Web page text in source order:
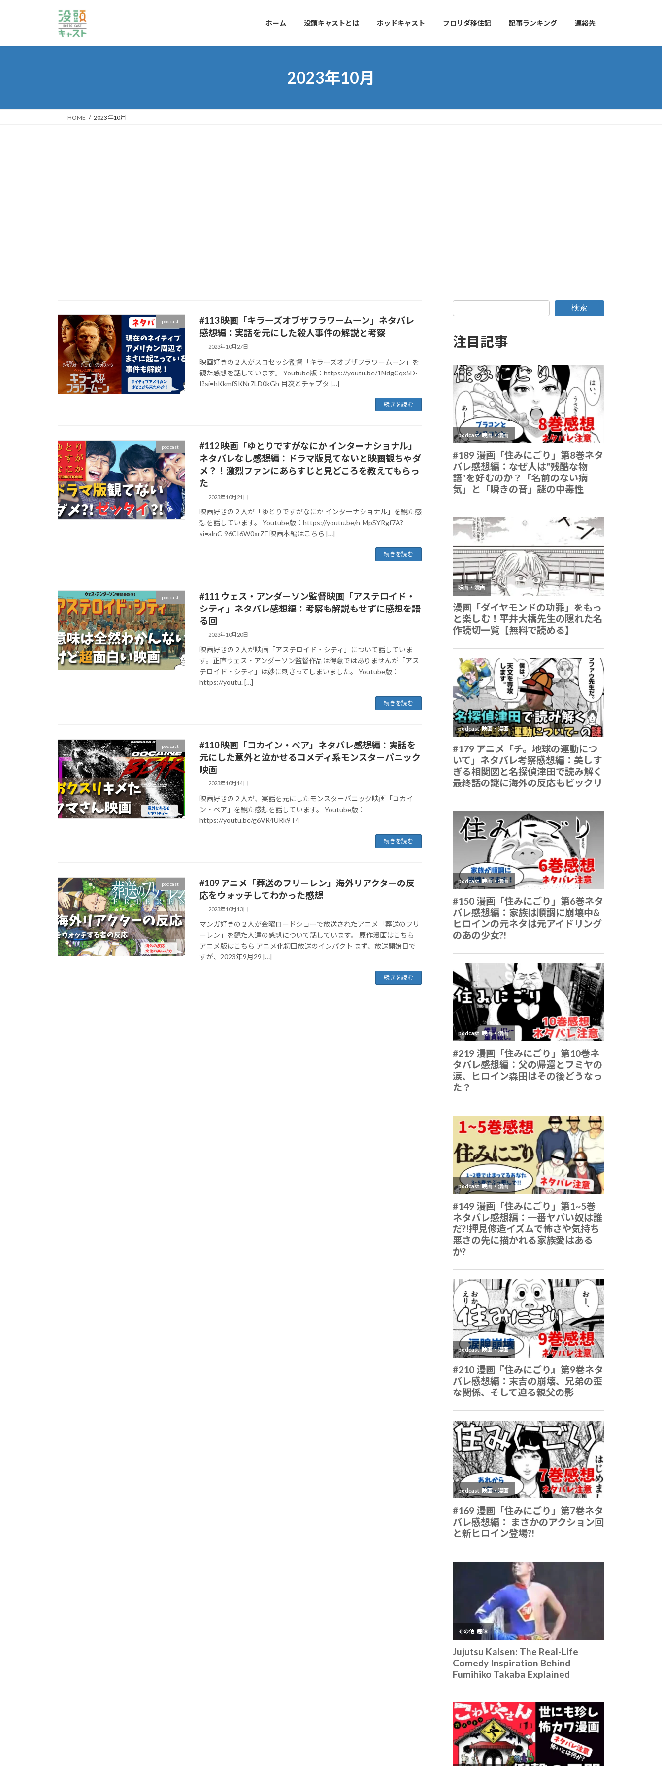
プ
動
ホーム 没頭キャストとは ポッドキャスト フロリダ移住記 記事ランキング 連絡先
2023年10月
HOME 2023年10月
podcast
#113 映画「キラーズオブザフラワームーン」ネタバレ
感想編：実話を元にした殺人事件の解説と考察
2023年10月27日
映画好きの２人がスコセッシ監督「キラーズオブザフラワームーン」を
観た感想を話しています。 Youtube版：https://youtu.be/1NdgCqx5D-
I?si=hKkmfSKNr7LD0kGh 目次とチャプタ […]
続きを読む
podcast
#112 映画「ゆとりですがなにか インターナショナル」
ネタバレなし感想編：ドラマ版見てないと映画観ちゃダ
メ？！激烈ファンにあらすじと見どころを教えてもらっ
た
2023年10月21日
映画好きの２人が「ゆとりですがなにか インターナショナル」を観た感
想を話しています。 Youtube版：https://youtu.be/n-MpSYRgf7A?
si=alnC-96CI6W0xrZF 映画本編はこちら […]
続きを読む
podcast
#111 ウェス・アンダーソン監督映画「アステロイド・
シティ」ネタバレ感想編：考察も解説もせずに感想を語
る回
2023年10月20日
映画好きの２人が映画「アステロイド・シティ」について話していま
す。正直ウェス・アンダーソン監督作品は得意ではありませんが「アス
テロイド・シティ」は妙に刺さってしまいました。 Youtube版：
https://youtu. […]
続きを読む
podcast
#110 映画「コカイン・ベア」ネタバレ感想編：実話を
元にした意外と泣かせるコメディ系モンスターパニック
映画
2023年10月14日
映画好きの２人が、実話を元にしたモンスターパニック映画「コカイ
ン・ベア」を観た感想を話しています。 Youtube版：
https://youtu.be/g6VR4URk9T4
続きを読む
podcast
#109 アニメ「葬送のフリーレン」海外リアクターの反
応をウォッチしてわかった感想
2023年10月13日
マンガ好きの２人が金曜ロードショーで放送されたアニメ「葬送のフリ
ーレン」を観た人達の感想について話しています。 原作漫画はこちら
アニメ版はこちら アニメ化初回放送のインパクト まず、放送開始日で
すが、2023年9月29 […]
続きを読む
検索
注目記事